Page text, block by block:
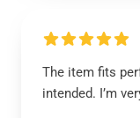
The item fits
intended. I’m